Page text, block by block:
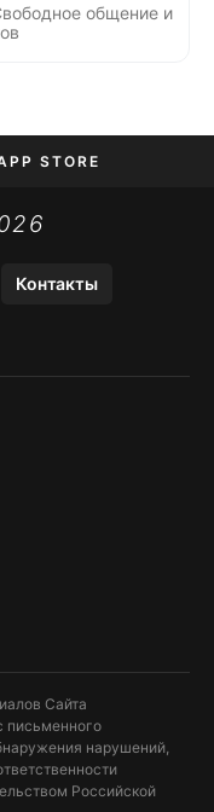
общение и
STORE
APP STORE
Контакты
Сайта
письменного
нарушений,
Российской